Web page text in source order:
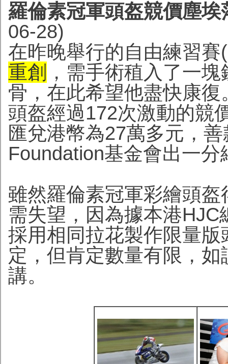
羅倫素冠軍頭盔競價塵
06-28)
在昨晚舉行的自由練習賽
重創 ，需手術稙入了一
骨，在此希望他盡快康
頭盔經過172次激動的競
匯兌港幣為27萬多元，
Foundation基金會出一分
雖然羅倫素冠軍彩繪頭
需失望，因為據本港
採用相同拉花製作限量
定，但肯定數量有限，
講。